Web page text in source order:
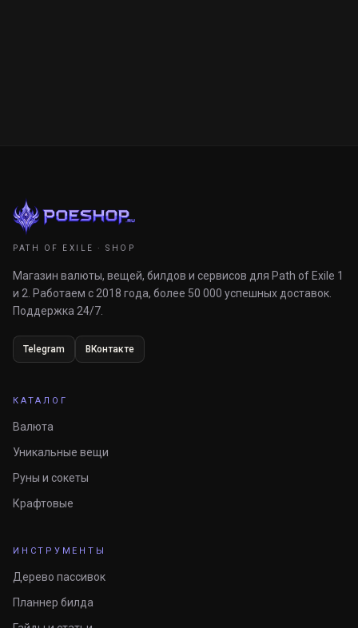
PATH OF EXILE · SHOP
Магазин валюты, вещей, билдов и сервисов для Path of Exile 1
и 2. Работаем с 2018 года, более 50 000 успешных доставок.
Поддержка 24/7.
Telegram ВКонтакте
КАТАЛОГ
Валюта
Уникальные вещи
Руны и сокеты
Крафтовые
ИНСТРУМЕНТЫ
Дерево пассивок
Планнер билда